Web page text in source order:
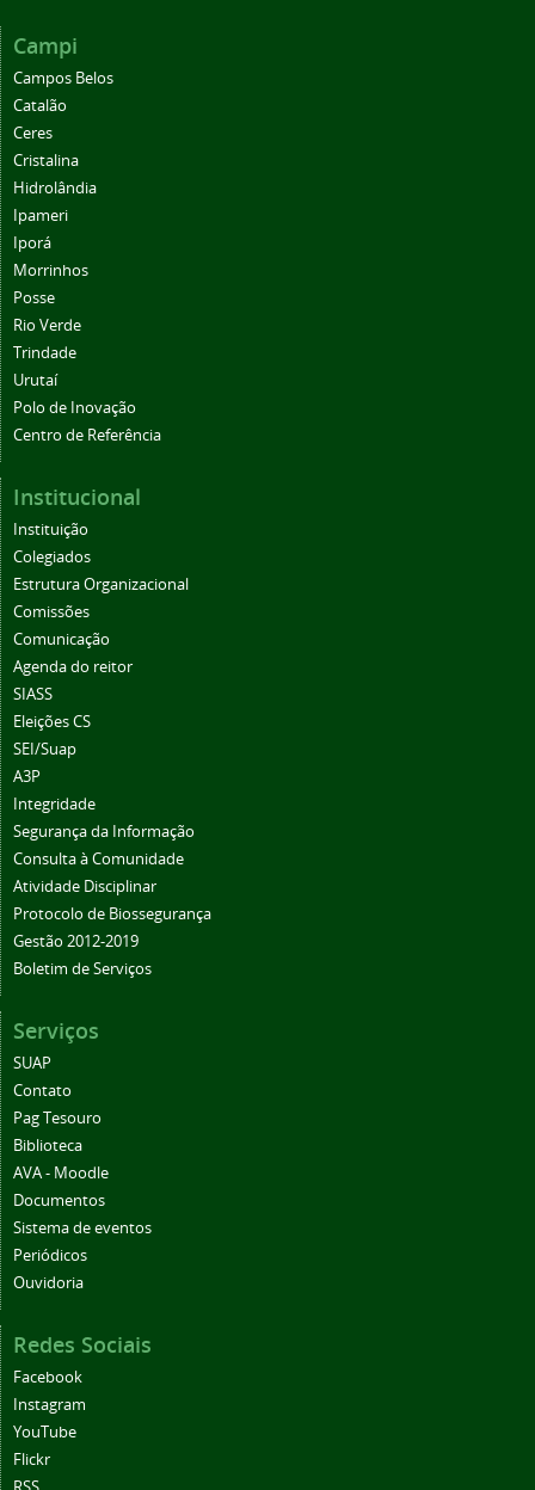
Campi
Campos Belos
Catalão
Ceres
Cristalina
Hidrolândia
Ipameri
Iporá
Morrinhos
Posse
Rio Verde
Trindade
Urutaí
Polo de Inovação
Centro de Referência
Institucional
Instituição
Colegiados
Estrutura Organizacional
Comissões
Comunicação
Agenda do reitor
SIASS
Eleições CS
SEI/Suap
A3P
Integridade
Segurança da Informação
Consulta à Comunidade
Atividade Disciplinar
Protocolo de Biossegurança
Gestão 2012-2019
Boletim de Serviços
Serviços
SUAP
Contato
Pag Tesouro
Biblioteca
AVA - Moodle
Documentos
Sistema de eventos
Periódicos
Ouvidoria
Redes Sociais
Facebook
Instagram
YouTube
Flickr